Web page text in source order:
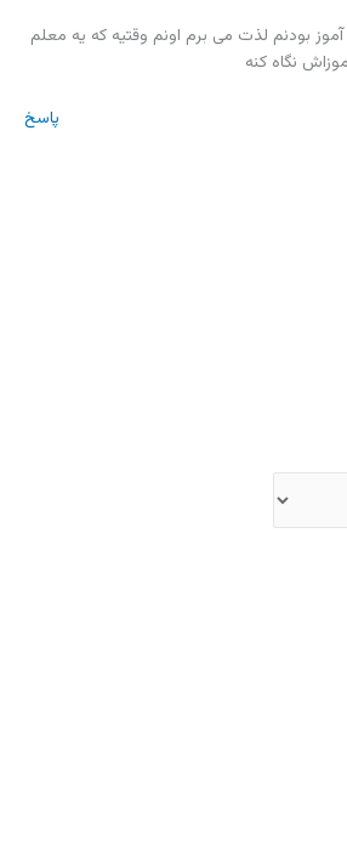
بودنم لذت می برم اونم وقتیه که یه معلم
نگاه کنه
پاسخ